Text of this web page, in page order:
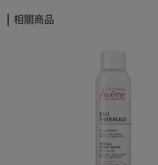
相關商品